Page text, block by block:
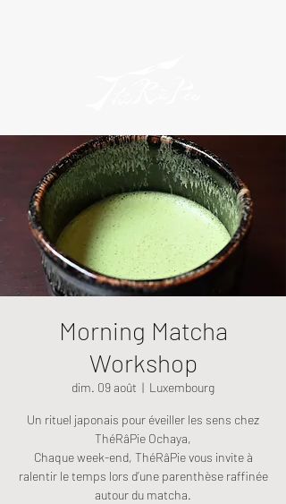
Morning Matcha
Workshop
dim. 09 août
  |
Luxembourg
Un rituel japonais pour éveiller les sens chez
ThéRâPie Ochaya,
Chaque week-end, ThéRâPie vous invite à
ralentir le temps lors d’une parenthèse raffinée
autour du matcha.